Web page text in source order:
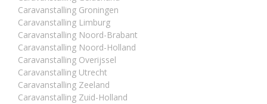
Caravanstalling Groningen
Caravanstalling Limburg
Caravanstalling Noord-Brabant
Caravanstalling Noord-Holland
Caravanstalling Overijssel
Caravanstalling Utrecht
Caravanstalling Zeeland
Caravanstalling Zuid-Holland